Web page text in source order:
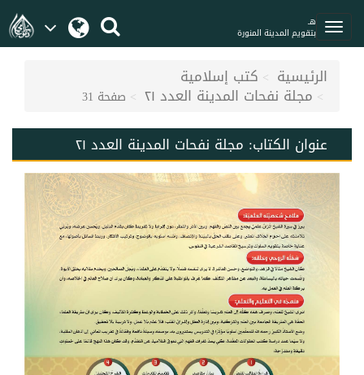
هـ
بتقويم المدينة المنورة
الرئيسية كتب إسلامية
مجلة نفحات المدينة العدد ٢١ صفحة 31
عنوان الكتاب: مجلة نفحات المدينة العدد ٢١